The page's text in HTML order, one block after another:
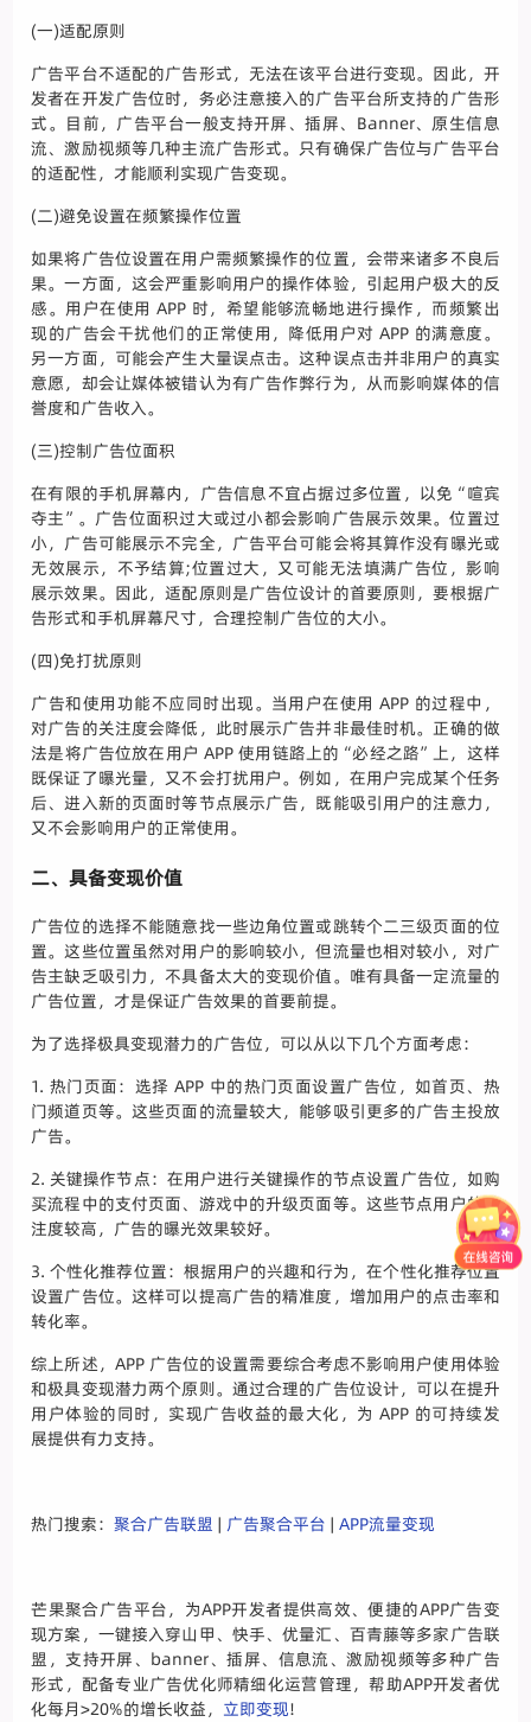
(一)适配原则
广告平台不适配的广告形式，无法在该平台进行变现。因此，开
发者在开发广告位时，务必注意接入的广告平台所支持的广告形
式。目前，广告平台一般支持开屏、插屏、Banner、原生信息
流、激励视频等几种主流广告形式。只有确保广告位与广告平台
的适配性，才能顺利实现广告变现。
(二)避免设置在频繁操作位置
如果将广告位设置在用户需频繁操作的位置，会带来诸多不良后
果。一方面，这会严重影响用户的操作体验，引起用户极大的反
感。用户在使用 APP 时，希望能够流畅地进行操作，而频繁出
现的广告会干扰他们的正常使用，降低用户对 APP 的满意度。
另一方面，可能会产生大量误点击。这种误点击并非用户的真实
意愿，却会让媒体被错认为有广告作弊行为，从而影响媒体的信
誉度和广告收入。
(三)控制广告位面积
在有限的手机屏幕内，广告信息不宜占据过多位置，以免“喧宾
夺主”。广告位面积过大或过小都会影响广告展示效果。位置过
小，广告可能展示不完全，广告平台可能会将其算作没有曝光或
无效展示，不予结算;位置过大，又可能无法填满广告位，影响
展示效果。因此，适配原则是广告位设计的首要原则，要根据广
告形式和手机屏幕尺寸，合理控制广告位的大小。
(四)免打扰原则
广告和使用功能不应同时出现。当用户在使用 APP 的过程中，
对广告的关注度会降低，此时展示广告并非最佳时机。正确的做
法是将广告位放在用户 APP 使用链路上的“必经之路”上，这样
既保证了曝光量，又不会打扰用户。例如，在用户完成某个任务
后、进入新的页面时等节点展示广告，既能吸引用户的注意力，
又不会影响用户的正常使用。
二、具备变现价值
广告位的选择不能随意找一些边角位置或跳转个二三级页面的位
置。这些位置虽然对用户的影响较小，但流量也相对较小，对广
告主缺乏吸引力，不具备太大的变现价值。唯有具备一定流量的
广告位置，才是保证广告效果的首要前提。
为了选择极具变现潜力的广告位，可以从以下几个方面考虑：
1. 热门页面：选择 APP 中的热门页面设置广告位，如首页、热
门频道页等。这些页面的流量较大，能够吸引更多的广告主投放
广告。
2. 关键操作节点：在用户进行关键操作的节点设置广告位，如购
买流程中的支付页面、游戏中的升级页面等。这些节点用户的关
注度较高，广告的曝光效果较好。
3. 个性化推荐位置：根据用户的兴趣和行为，在个性化推荐位置
设置广告位。这样可以提高广告的精准度，增加用户的点击率和
转化率。
综上所述，APP 广告位的设置需要综合考虑不影响用户使用体验
和极具变现潜力两个原则。通过合理的广告位设计，可以在提升
用户体验的同时，实现广告收益的最大化，为 APP 的可持续发
展提供有力支持。
热门搜索：聚合广告联盟 | 广告聚合平台 |APP流量变现
芒果聚合广告平台，为APP开发者提供高效、便捷的APP广告变
现方案，一键接入穿山甲、快手、优量汇、百青藤等多家广告联
盟，支持开屏、banner、插屏、信息流、激励视频等多种广告
形式，配备专业广告优化师精细化运营管理，帮助APP开发者优
化每月>20%的增长收益， 立即变现!